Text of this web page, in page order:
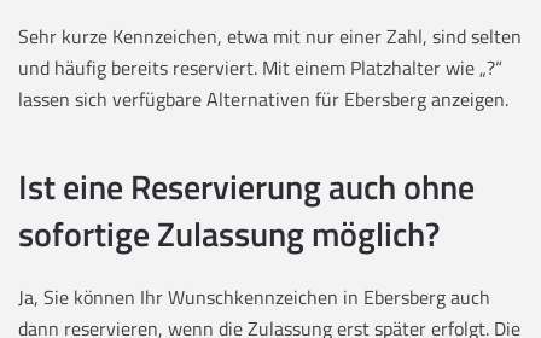
Sehr kurze Kennzeichen, etwa mit nur einer Zahl, sind selten
und häufig bereits reserviert. Mit einem Platzhalter wie „?“
lassen sich verfügbare Alternativen für Ebersberg anzeigen.
Ist eine Reservierung auch ohne
sofortige Zulassung möglich?
Ja, Sie können Ihr Wunschkennzeichen in Ebersberg auch
dann reservieren, wenn die Zulassung erst später erfolgt. Die